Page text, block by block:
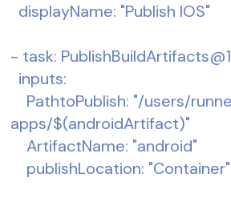
displayName: "Publish IOS"
- task: PublishBuildArtifacts@1
inputs:
apps/$(androidArtifact)"
ArtifactName: "android"
publishLocation: "Container"